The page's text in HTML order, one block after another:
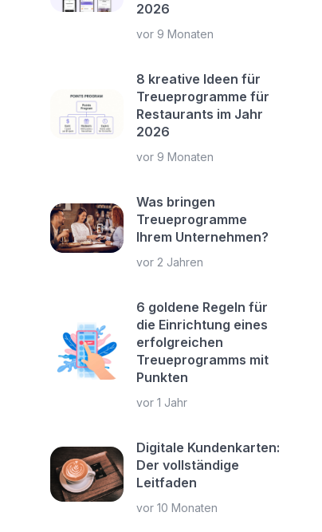
2026
vor 9 Monaten
8 kreative Ideen für
Treueprogramme für
Restaurants im Jahr
2026
vor 9 Monaten
Was bringen
Treueprogramme
Ihrem Unternehmen?
vor 2 Jahren
6 goldene Regeln für
die Einrichtung eines
erfolgreichen
Treueprogramms mit
Punkten
vor 1 Jahr
Digitale Kundenkarten:
Der vollständige
Leitfaden
vor 10 Monaten